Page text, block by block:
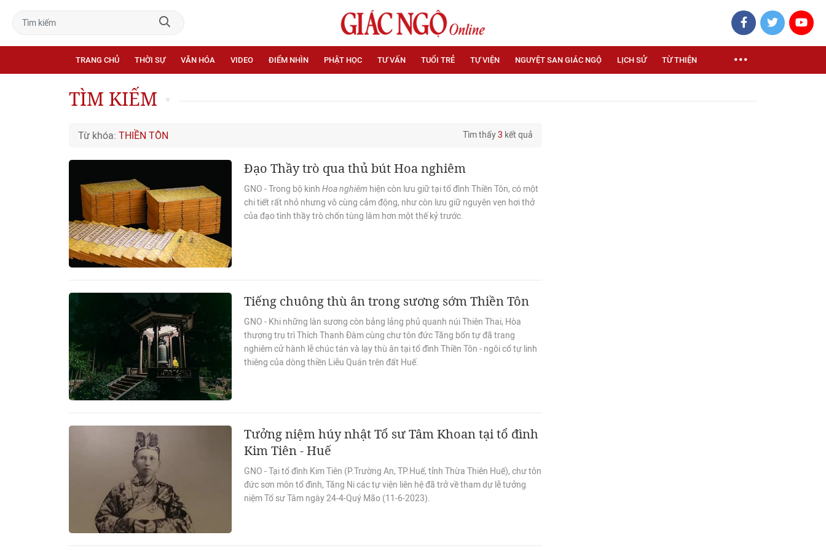
TRANG CHỦ THỜI SỰ VĂN HÓA VIDEO ĐIỂM NHÌN PHẬT HỌC TƯ VẤN TUỔI TRẺ TỰ VIỆN NGUYỆT SAN GIÁC NGỘ LỊCH SỬ TỪ THIỆN
TÌM KIẾM
Từ khóa: THIỀN TÔN Tìm thấy3 kết quả
Đạo Thầy trò qua thủ bút Hoa nghiêm
GNO - Trong bộ kinh Hoa nghiêm hiện còn lưu giữ tại tổ đình Thiền Tôn, có một
chi tiết rất nhỏ nhưng vô cùng cảm động, như còn lưu giữ nguyên vẹn hơi thở
của đạo tình thầy trò chốn tùng lâm hơn một thế kỷ trước.
Tiếng chuông thù ân trong sương sớm Thiền Tôn
GNO - Khi những làn sương còn bảng lảng phủ quanh núi Thiên Thai, Hòa
thượng trụ trì Thích Thanh Đàm cùng chư tôn đức Tăng bổn tự đã trang
nghiêm cử hành lễ chúc tán và lạy thù ân tại tổ đình Thiền Tôn - ngôi cổ tự linh
thiêng của dòng thiền Liễu Quán trên đất Huế.
Tưởng niệm húy nhật Tổ sư Tâm Khoan tại tổ đình
Kim Tiên - Huế
GNO - Tại tổ đình Kim Tiên (P.Trường An, TP.Huế, tỉnh Thừa Thiên Huế), chư tôn
đức sơn môn tổ đình, Tăng Ni các tự viện liên hệ đã trở về tham dự lễ tưởng
niệm Tổ sư Tâm ngày 24-4-Quý Mão (11-6-2023).